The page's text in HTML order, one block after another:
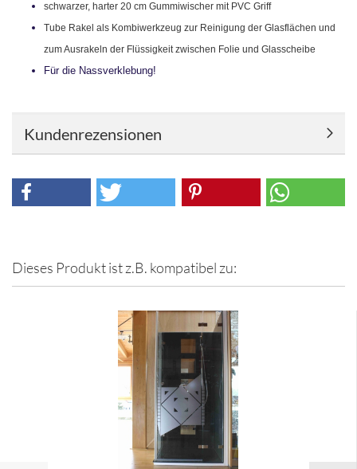
schwarzer, harter 20 cm Gummiwischer mit PVC Griff
Tube Rakel als Kombiwerkzeug zur Reinigung der Glasflächen und
zum Ausrakeln der Flüssigkeit zwischen Folie und Glasscheibe
Für die Nassverklebung!
Kundenrezensionen
Dieses Produkt ist z.B. kompatibel zu: